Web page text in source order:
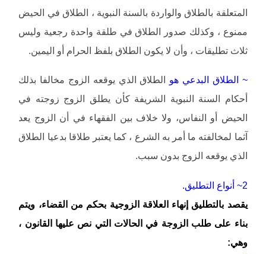
المتعلقة بالطلاق والواردة بالسنة النبوية ، الطلاق في الحيض
ممنوع ، وكذلك صدور الطلاق في طلقة واحدة رجعية وليس
ثلاث تطليقات ، وأن لا يكون الطلاق بلفظ الحرام أو اليمين.
~ الطلاق البدعي هو الطلاق الذي يوقعه الزوج مخالفا بذلك
أحكام السنة النبوية الشريفة كأن يطلق الزوج زوجته في
الحيض أو النفاس، ولا خلاف بين الفقهاء في أن الزوج يعد
آثما لمخالفته ما أمر به الشرع ، كما يعتبر طلاقا بدعيا الطلاق
الذي يوقعه الزوج بدون سبب.
2~ أنواع التطليق.
يقصد بالتطليق إنهاء العلاقة الزوجية بحكم من القضاء، ويتم
بناء على طلب الزوجة في الحالات التي نص عليها القانون ،
وهي: